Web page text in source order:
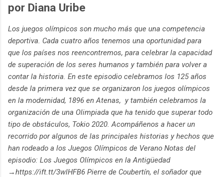
por Diana Uribe
Los juegos olímpicos son mucho más que una competencia
deportiva. Cada cuatro años tenemos una oportunidad para
que los países nos reencontremos, para celebrar la capacidad
de superación de los seres humanos y también para volver a
contar la historia. En este episodio celebramos los 125 años
desde la primera vez que se organizaron los juegos olímpicos
en la modernidad, 1896 en Atenas, y también celebramos la
organización de una Olimpiada que ha tenido que superar todo
tipo de obstáculos, Tokio 2020. Acompáñenos a hacer un
recorrido por algunos de las principales historias y hechos que
han rodeado a los Juegos Olímpicos de Verano Notas del
episodio: Los Juegos Olímpicos en la Antigüedad
→https://ift.tt/3wlHFB6 Pierre de Coubertín, el soñador que